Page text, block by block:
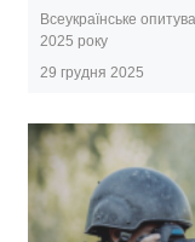
Всеукраїнське
2025 року
29 грудня 2025